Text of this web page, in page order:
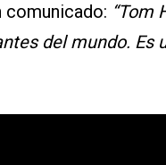
comunicado: “Tom
del mundo. Es